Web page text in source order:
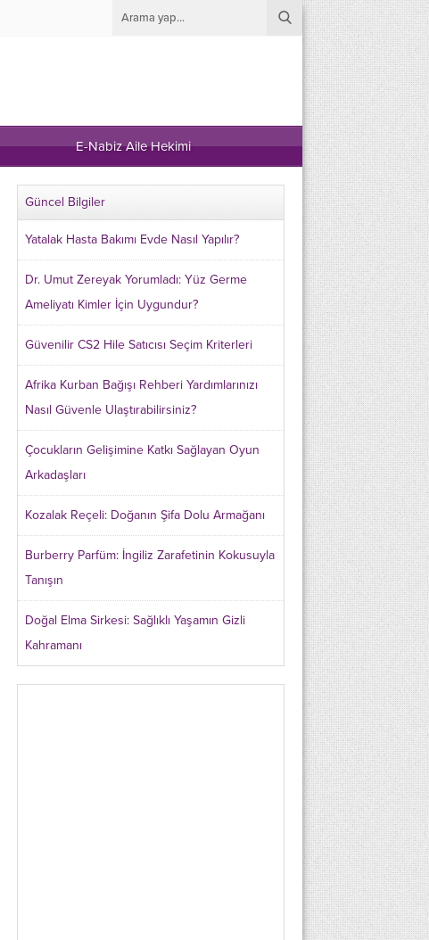
E-Nabiz Aile Hekimi
Güncel Bilgiler
Yatalak Hasta Bakımı Evde Nasıl Yapılır?
Dr. Umut Zereyak Yorumladı: Yüz Germe
Ameliyatı Kimler İçin Uygundur?
Güvenilir CS2 Hile Satıcısı Seçim Kriterleri
Afrika Kurban Bağışı Rehberi Yardımlarınızı
Nasıl Güvenle Ulaştırabilirsiniz?
Çocukların Gelişimine Katkı Sağlayan Oyun
Arkadaşları
Kozalak Reçeli: Doğanın Şifa Dolu Armağanı
Burberry Parfüm: İngiliz Zarafetinin Kokusuyla
Tanışın
Doğal Elma Sirkesi: Sağlıklı Yaşamın Gizli
Kahramanı